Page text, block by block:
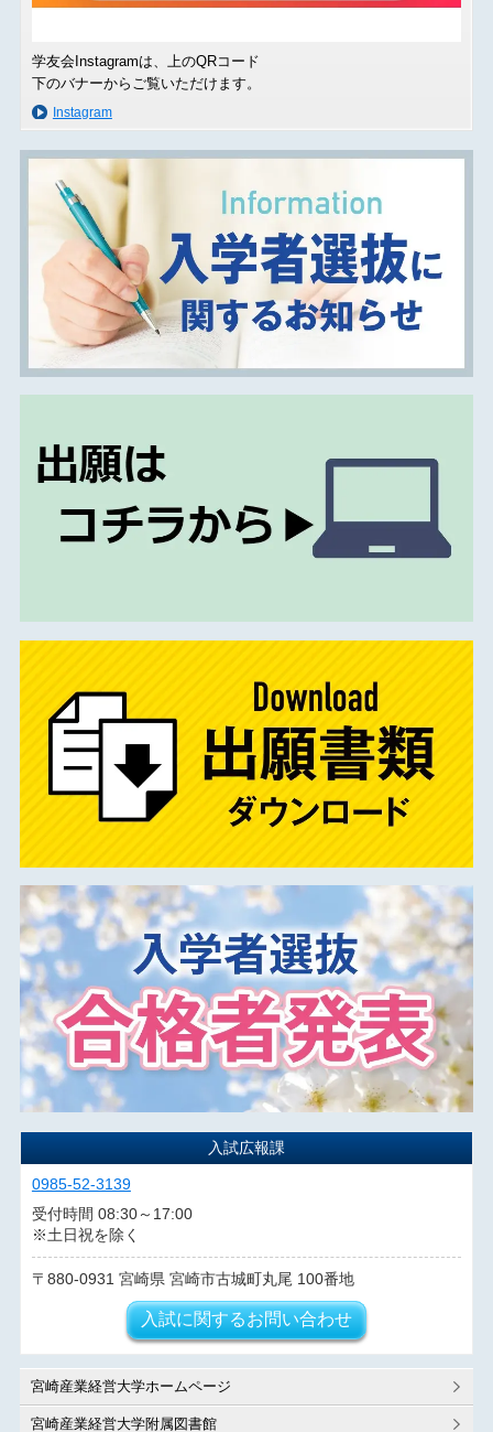
学友会Instagramは、上のQRコード
下のバナーからご覧いただけます。
Instagram
入試広報課
0985-52-3139
受付時間 08:30～17:00
※土日祝を除く
880-0931 宮崎県 宮崎市古城町丸尾 100番地
入試に関するお問い合わせ
宮崎産業経営大学ホームページ
宮崎産業経営大学附属図書館